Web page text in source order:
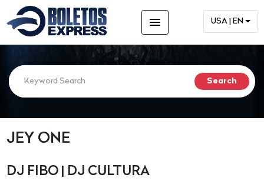
menu USA | EN
JEY ONE
DJ FIBO | DJ CULTURA